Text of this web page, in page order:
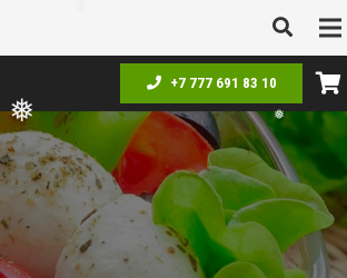
❅
+7 777 691 83 10